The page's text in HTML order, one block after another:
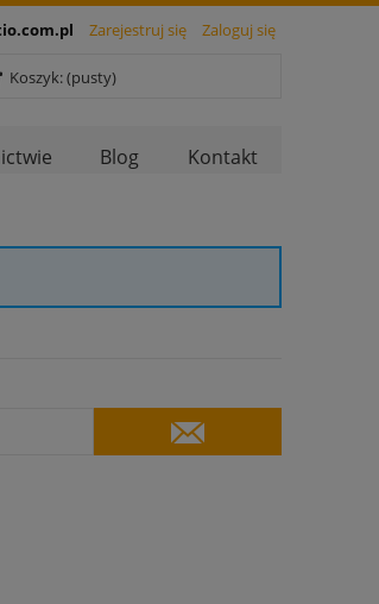
Zarejestruj się Zaloguj się
Koszyk:(pusty)
Blog Kontakt